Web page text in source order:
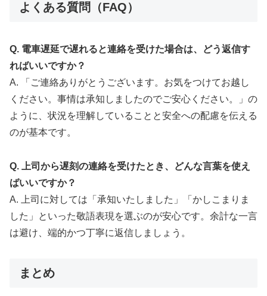
よくある質問（FAQ）
Q. 電車遅延で遅れると連絡を受けた場合は、どう返信す
ればいいですか？
A. 「ご連絡ありがとうございます。お気をつけてお越し
ください。事情は承知しましたのでご安心ください。」の
ように、状況を理解していることと安全への配慮を伝える
のが基本です。
Q. 上司から遅刻の連絡を受けたとき、どんな言葉を使え
ばいいですか？
A. 上司に対しては「承知いたしました」「かしこまりま
した」といった敬語表現を選ぶのが安心です。余計な一言
は避け、端的かつ丁寧に返信しましょう。
まとめ